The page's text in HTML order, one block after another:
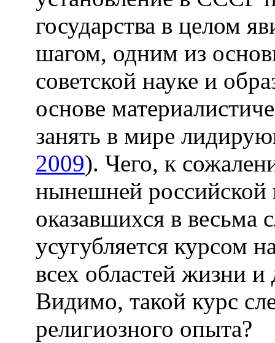
государства в целом
шагом, одним из
советской науке и
основе
занять в мире
2009). Чего, к
нынешней российской
оказавшихся в
усугубляется курсом
всех областей жизни и
Видимо, такой курс
религиозного опыта?